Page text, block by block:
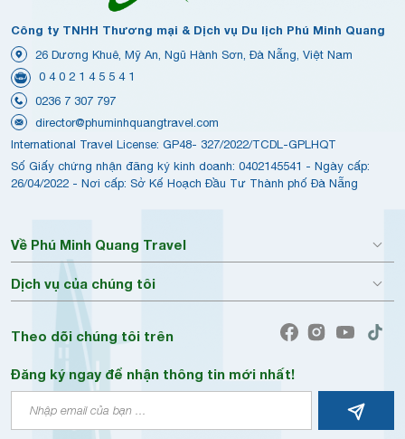
Công ty TNHH Thương mại & Dịch vụ Du lịch Phú Minh Quang
26 Dương Khuê, Mỹ An, Ngũ Hành Sơn, Đà Nẵng, Việt Nam
0 4 0 2 1 4 5 5 4 1
0236 7 307 797
director@phuminhquangtravel.com
International Travel License: GP48- 327/2022/TCDL-GPLHQT
Số Giấy chứng nhận đăng ký kinh doanh: 0402145541 - Ngày cấp:
26/04/2022 - Nơi cấp: Sở Kế Hoạch Đầu Tư Thành phố Đà Nẵng
Về Phú Minh Quang Travel
Dịch vụ của chúng tôi
Theo dõi chúng tôi trên
Đăng ký ngay để nhận thông tin mới nhất!